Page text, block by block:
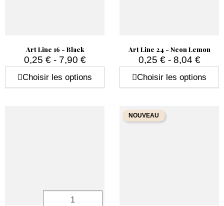
Art Line 16 - Black
0,25 € - 7,90 €
Choisir les options
Art Line 24 - Neon Lemon
0,25 € - 8,04 €
Choisir les options
NOUVEAU